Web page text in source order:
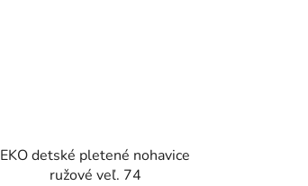
EKO detské pletené nohavice
ružové veľ. 74